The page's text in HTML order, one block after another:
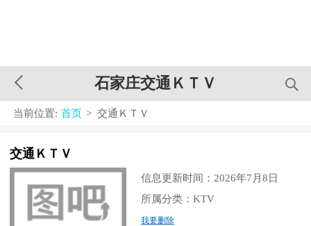
石家庄交通ＫＴＶ
当前位置: 首页 > 交通ＫＴＶ
交通ＫＴＶ
信息更新时间：2026年7月8日
所属分类：KTV
我要删除